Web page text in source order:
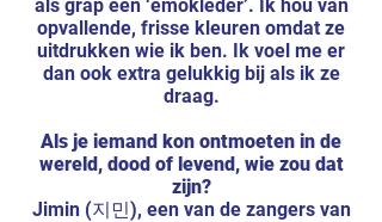
als grap een ‘emokleder’. Ik hou van
opvallende, frisse kleuren omdat ze
uitdrukken wie ik ben. Ik voel me er
dan ook extra gelukkig bij als ik ze
draag.
Als je iemand kon ontmoeten in de
wereld, dood of levend, wie zou dat
zijn?
Jimin (지민), een van de zangers van